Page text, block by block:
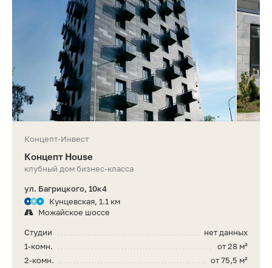
Концепт-Инвест
Концепт House
клубный дом бизнес-класса
ул. Багрицкого, 10к4
Кунцевская, 1.1 км
Можайское шоссе
нет данных
Студии
от 28 м²
1-комн.
от 75,5 м²
2-комн.